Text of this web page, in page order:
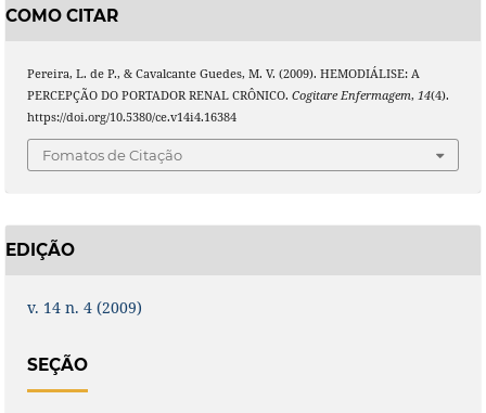
COMO CITAR
Pereira, L. de P., & Cavalcante Guedes, M. V. (2009). HEMODIÁLISE: A
PERCEPÇÃO DO PORTADOR RENAL CRÔNICO. Cogitare Enfermagem, 14(4).
https://doi.org/10.5380/ce.v14i4.16384
Fomatos de Citação
EDIÇÃO
v. 14 n. 4 (2009)
SEÇÃO